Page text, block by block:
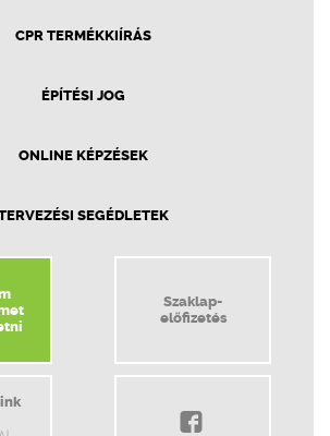
CPR TERMÉKKIÍRÁS
ÉPÍTÉSI JOG
ONLINE KÉPZÉSEK
SEGÉDLETEK
Szaklap-
előfizetés